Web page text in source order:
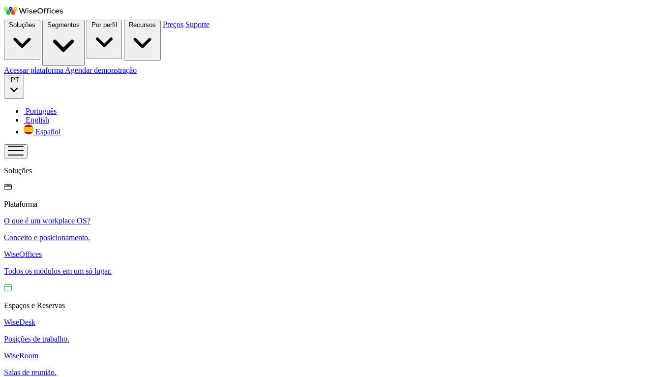
Soluções Segmentos Por perfil Recursos Preços Suporte
Acessar plataforma Agendar demonstração
PT
Português
English
Español
Soluções
Plataforma
O que é um workplace OS?
Conceito e posicionamento.
WiseOffices
Todos os módulos em um só lugar.
Espaços e Reservas
WiseDesk
Posições de trabalho.
WiseRoom
Salas de reunião.